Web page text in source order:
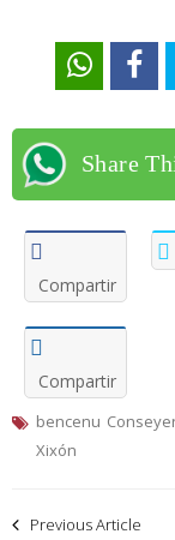
Share
Compartir
Compartir
bencenu
Xixón
Navegación
Previous Article